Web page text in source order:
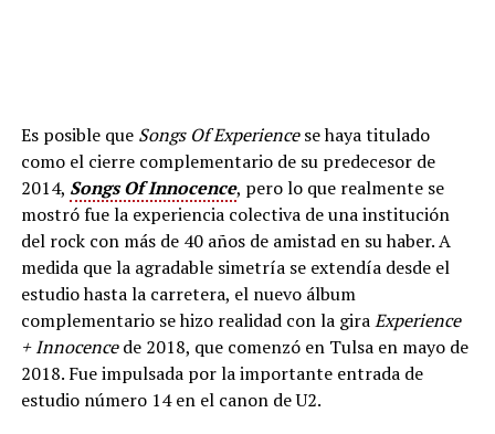
Es posible que Songs Of Experiencese haya titulado
como el cierre complementario de su predecesor de
2014, Songs Of Innocence, pero lo que realmente se
mostró fue la experiencia colectiva de una institución
del rock con más de 40 años de amistad en su haber. A
medida que la agradable simetría se extendía desde el
estudio hasta la carretera, el nuevo álbum
complementario se hizo realidad con la giraExperience
+ Innocencede 2018, que comenzó en Tulsa en mayo de
2018. Fue impulsada por la importante entrada de
estudio número 14 en el canon de U2.